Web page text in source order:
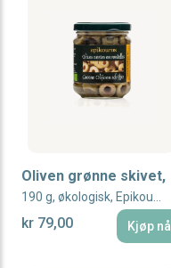
Oliven grønne skivet,
kr 79,00 Kjøp nå